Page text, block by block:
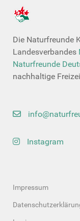
Die Naturfreunde
Landesverbandes
Naturfreunde
nachhaltige
Instagram
Impressum